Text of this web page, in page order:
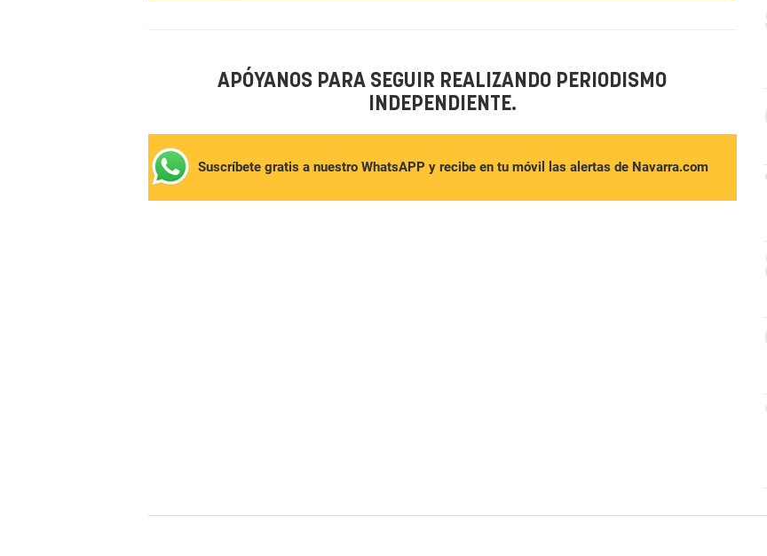
APÓYANOS PARA SEGUIR REALIZANDO PERIODISMO
INDEPENDIENTE.
Suscríbete gratis a nuestro WhatsAPP y recibe en tu móvil las alertas de Navarra.com